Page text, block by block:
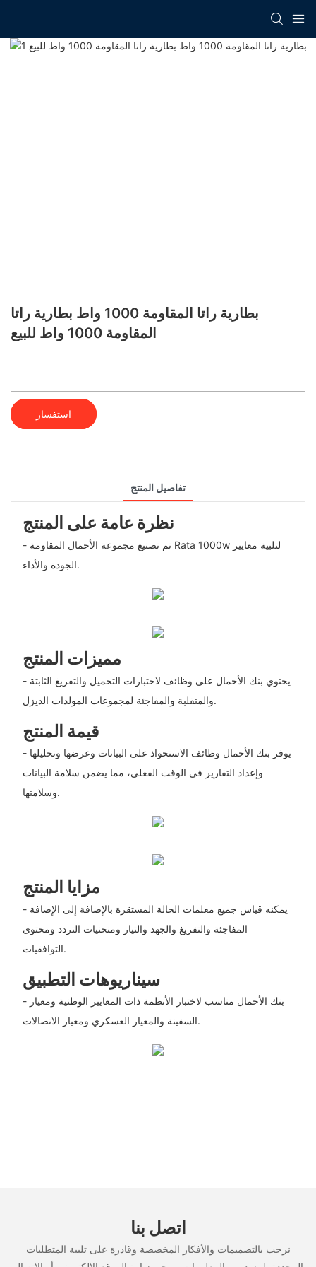
بطارية راتا المقاومة 1000 واط بطارية راتا
المقاومة 1000 واط للبيع
استفسار
تفاصيل المنتج
نظرة عامة على المنتج
- تم تصنيع مجموعة الأحمال المقاومة Rata 1000w لتلبية معايير
الجودة والأداء.
مميزات المنتج
- يحتوي بنك الأحمال على وظائف لاختبارات التحميل والتفريغ الثابتة
والمتقلبة والمفاجئة لمجموعات المولدات الديزل.
قيمة المنتج
- يوفر بنك الأحمال وظائف الاستحواذ على البيانات وعرضها وتحليلها
وإعداد التقارير في الوقت الفعلي، مما يضمن سلامة البيانات
وسلامتها.
مزايا المنتج
- يمكنه قياس جميع معلمات الحالة المستقرة بالإضافة إلى الإضافة
المفاجئة والتفريغ والجهد والتيار ومنحنيات التردد ومحتوى
التوافقيات.
سيناريوهات التطبيق
- بنك الأحمال مناسب لاختبار الأنظمة ذات المعايير الوطنية ومعيار
السفينة والمعيار العسكري ومعيار الاتصالات.
اتصل بنا
نرحب بالتصميمات والأفكار المخصصة وقادرة على تلبية المتطلبات